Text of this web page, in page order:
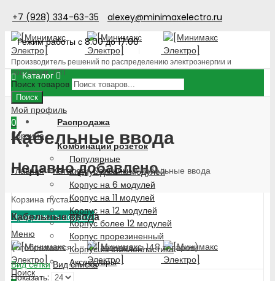
+7 (928) 334-63-35
alexey@minimaxelectro.ru
Режим работы с 8.00 до 17.00
Производитель решений по распределению электроэнергии и
поставщик ЭТП
Поиск товаров
Поиск
Мой профиль
0
Корзина
Недавно добавлено
Корзина пуста!
Продолжить покупки
Меню
Поиск
Каталог
Распродажа
Комбинации розеток
Популярные
Корпус до 4-х модулей
Корпус на 6 модулей
Корпус на 11 модулей
Корпус на 12 модулей
Корпус более 12 модулей
Корпус прорезиненный
Корпус из стеклопластика
Аксессуары
Кабельные ввода
Главная»Каталог»Сальники»Кабельные ввода
Кабельные ввода
(отображается 1 – 24 товаров из 148 товаров)
Вид сетки Вид списка
Показать: